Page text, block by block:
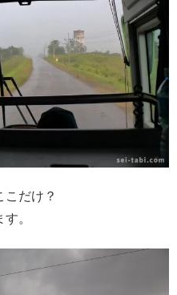
だけ？
。